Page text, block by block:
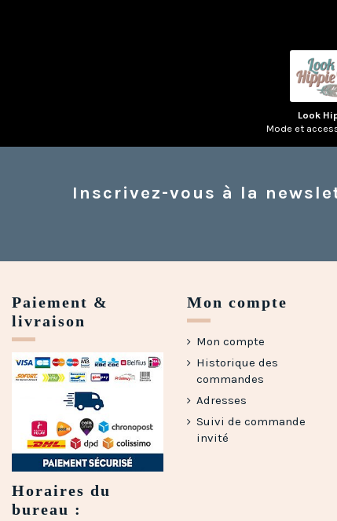
Look
Mode et
Inscrivez-vous à la
Paiement &
livraison
Horaires du
bureau :
Mon compte
Mon compte
Historique des
commandes
Adresses
Suivi de commande
invité